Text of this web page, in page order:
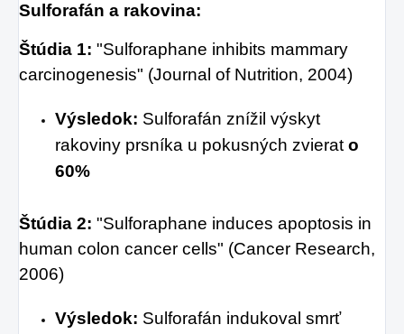
Sulforafán a rakovina:
Štúdia 1: "Sulforaphane inhibits mammary
carcinogenesis" (Journal of Nutrition, 2004)
Výsledok: Sulforafán znížil výskyt
rakoviny prsníka u pokusných zvierato
60%
Štúdia 2: "Sulforaphane induces apoptosis in
human colon cancer cells" (Cancer Research,
2006)
Výsledok: Sulforafán indukoval smrť